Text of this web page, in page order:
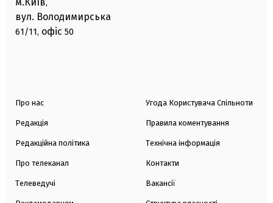
,
вул. Володимирська
61/11, офіс 50
Про нас
Редакція
Редакційна політика
Про телеканал
Телеведучі
Угода Користувача Спільноти
Правила коментування
Технічна інформація
Контакти
Вакансії